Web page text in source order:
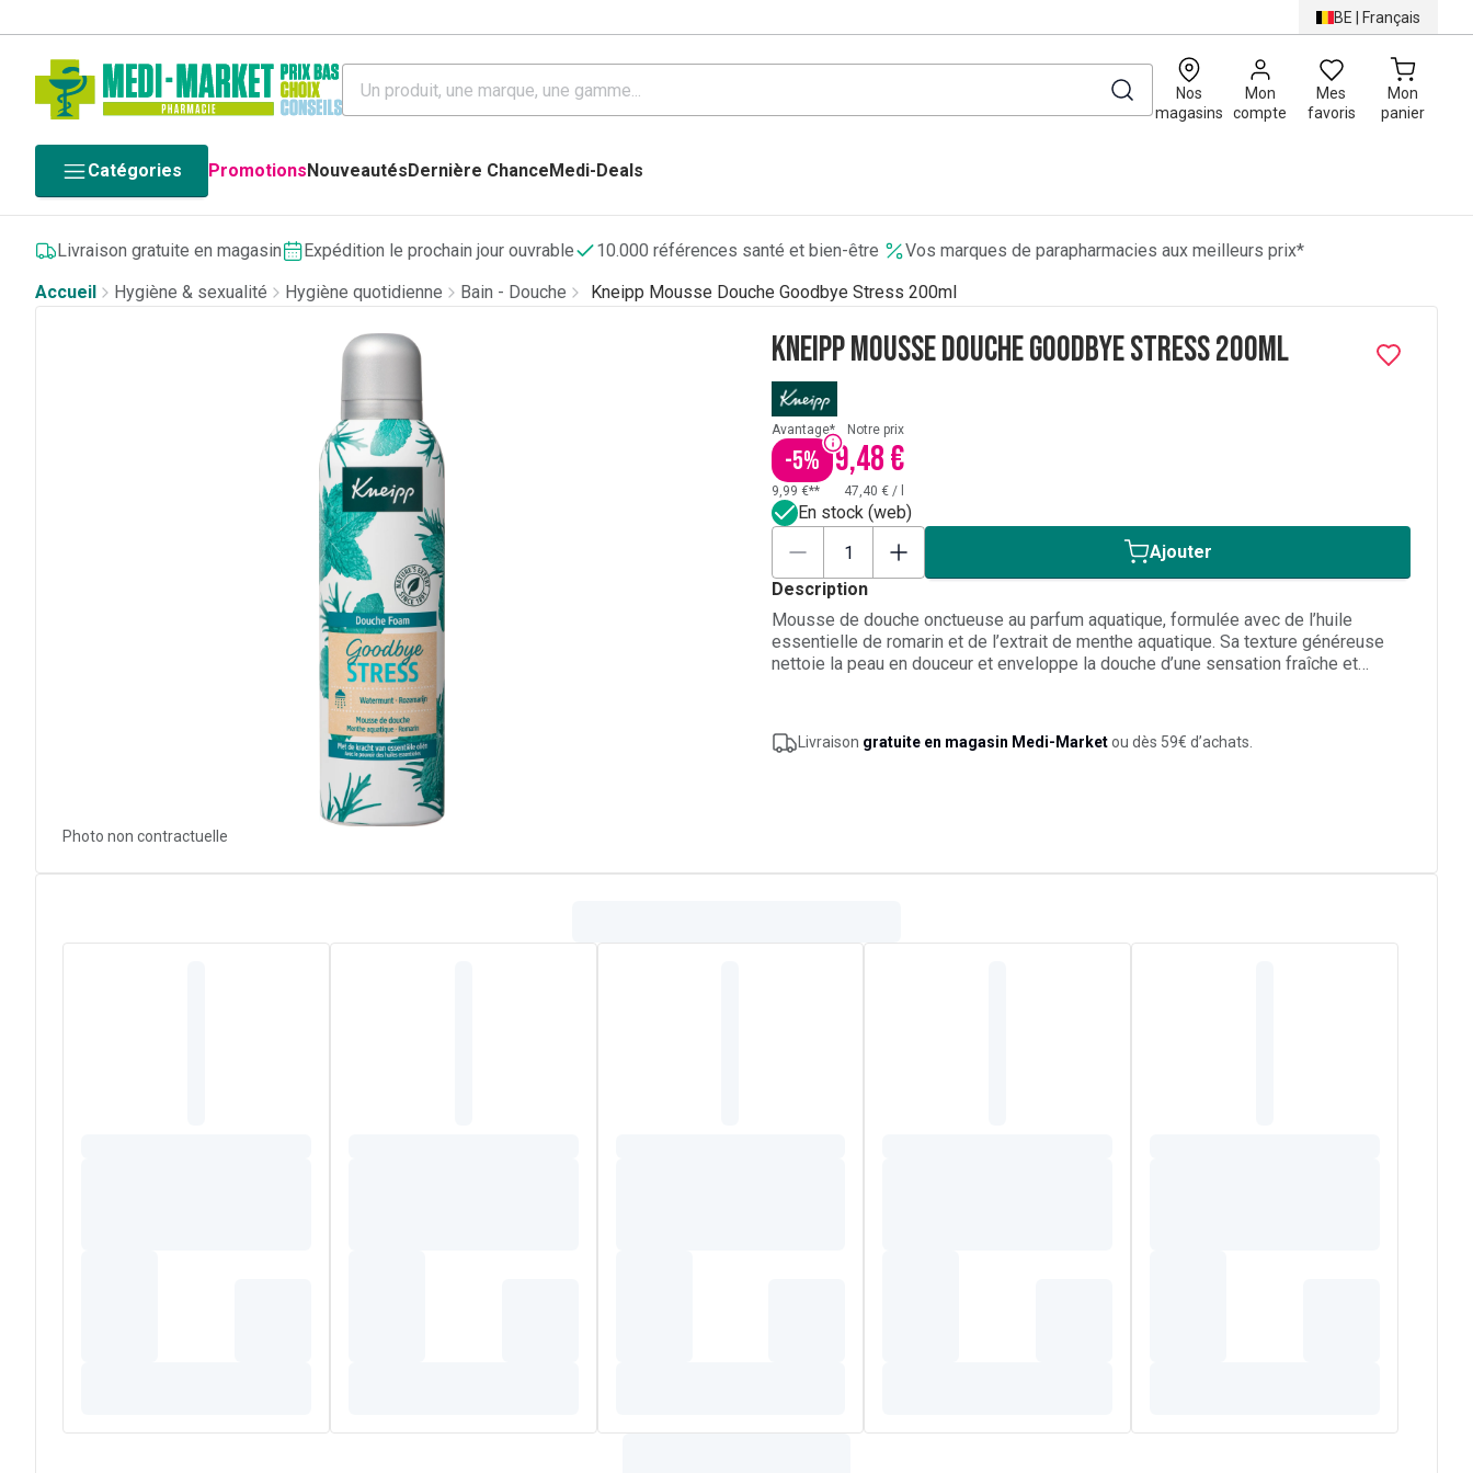
BE | Français
Nos
magasins
Mon
compte
Mes
favoris
Mon
panier
0
Catégories PromotionsNouveautésDernière ChanceMedi-Deals
Livraison gratuite en magasin Expédition le prochain jour ouvrable 10.000 références santé et bien-être
Vos marques de parapharmacies aux meilleurs prix*
Accueil
Hygiène & sexualité Hygiène quotidienne Bain - Douche Kneipp Mousse Douche Goodbye Stress 200ml
Photo non contractuelle
Kneipp Mousse Douche Goodbye Stress 200ml
Avantage*
-5%
Notre prix
9,48 €
9,99 €** 47,40 € /
En stock (web)
Ajouter
Description
Mousse de douche onctueuse au parfum aquatique, formulée avec de l’huile
essentielle de romarin et de l’extrait de menthe aquatique. Sa texture généreuse
nettoie la peau en douceur et enveloppe la douche d’une sensation fraîche et
de détente parfumé.
Livraison gratuite en magasin Medi-Marketou dès 59€ d’achats.